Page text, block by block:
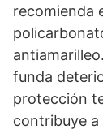
recomienda
funda
protección
contribuye a